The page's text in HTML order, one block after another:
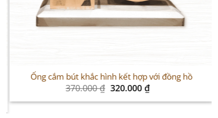
Ống cắm bút khắc hình kết hợp với đồng hồ
370.000₫ Original
was:
320.000₫Current
price
is: